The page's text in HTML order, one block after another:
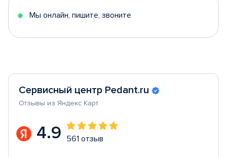
Мы онлайн, пишите, звоните
Сервисный центр Pedant.ru
Отзывы из Яндекс Карт
4.9 561 отзыв